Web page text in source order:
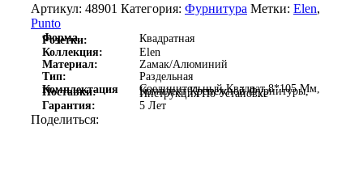
Артикул: 48901 Категория: Фурнитура Метки: Elen,
Punto
Форма
Розетки:
Квадратная
Коллекция:
Elen
Материал:
Zамак/Алюминий
Тип:
Раздельная
Комплектация
Поставки: Соединительный Квадрат 8*105 Мм,
Комплект Крепежной Фурнитуры,
Инструкция По Установке
Гарантия:
5 Лет
Поделиться: